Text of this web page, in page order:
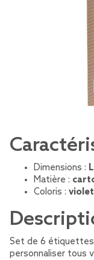
Dimensions :
Matière :
Coloris : violet
Set de 6
personnaliser tous